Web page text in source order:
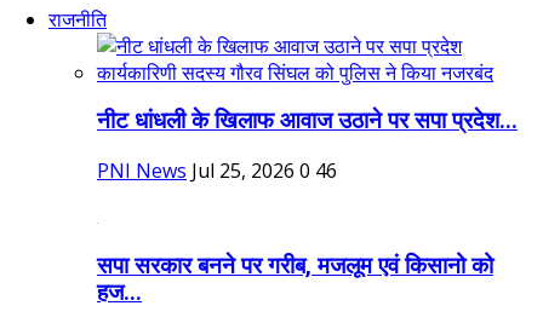
राजनीति
नीट धांधली के खिलाफ आवाज उठाने पर सपा प्रदेश...
PNI News Jul 25, 2026 0 46
सपा सरकार बनने पर गरीब, मजलूम एवं किसानो को
हज...